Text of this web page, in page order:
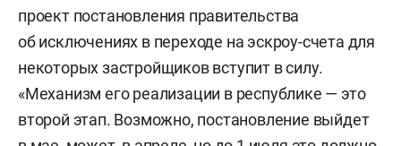
проект постановления правительства
об исключениях в переходе на эскроу-счета для
некоторых застройщиков вступит в силу.
«Механизм его реализации в республике — это
второй этап. Возможно, постановление выйдет